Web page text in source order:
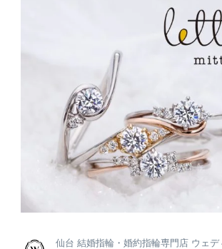
仙台 結婚指輪・婚約指輪専門店 ウェ